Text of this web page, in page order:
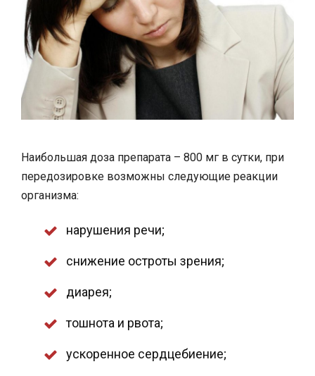
Наибольшая доза препарата – 800 мг в сутки, при
передозировке возможны следующие реакции
организма:
нарушения речи;
снижение остроты зрения;
диарея;
тошнота и рвота;
ускоренное сердцебиение;